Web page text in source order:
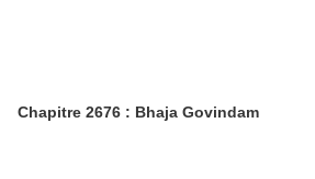
Chapitre 2676 : Bhaja Govindam